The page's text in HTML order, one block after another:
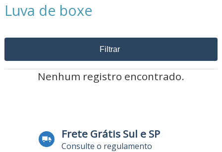
Luva de boxe
Filtrar
Nenhum registro encontrado.
Frete Grátis Sul e SP
Consulte o regulamento